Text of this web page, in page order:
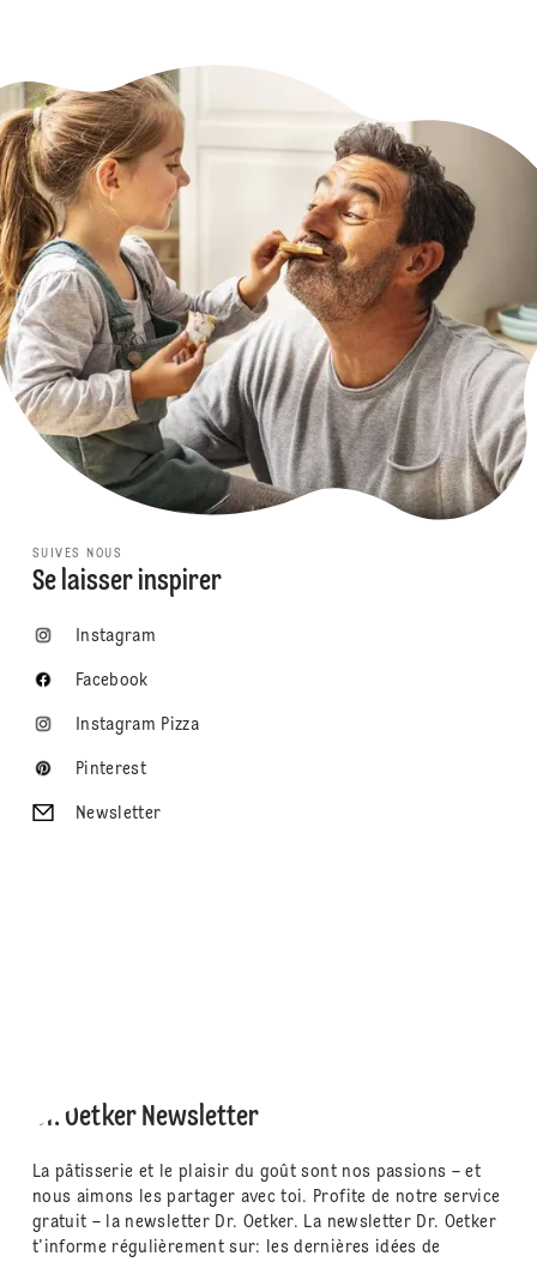
SUIVES NOUS
Se laisser inspirer
Instagram
Facebook
Instagram Pizza
Pinterest
Newsletter
Dr. Oetker Newsletter
La pâtisserie et le plaisir du goût sont nos passions – et
nous aimons les partager avec toi. Profite de notre service
gratuit – la newsletter Dr. Oetker. La newsletter Dr. Oetker
t'informe régulièrement sur: les dernières idées de